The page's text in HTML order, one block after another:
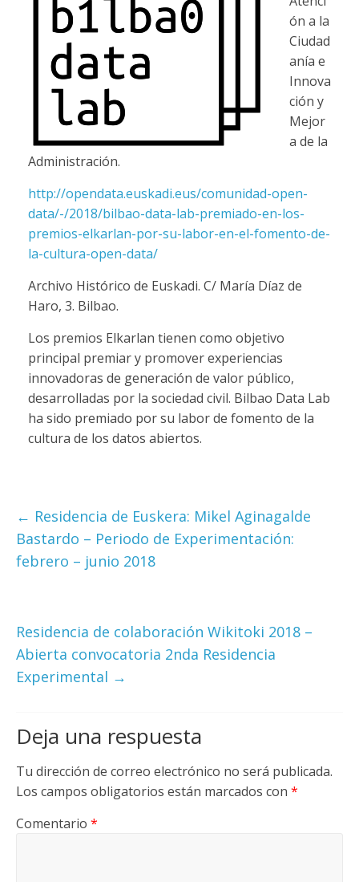
ón a la
Ciudad
anía e
Innova
ción y
Mejor
a de la
Administración.
http://opendata.euskadi.eus/comunidad-open-
data/-/2018/bilbao-data-lab-premiado-en-los-
premios-elkarlan-por-su-labor-en-el-fomento-de-
la-cultura-open-data/
Archivo Histórico de Euskadi. C/ María Díaz de
Haro, 3. Bilbao.
Los premios Elkarlan tienen como objetivo
principal premiar y promover experiencias
innovadoras de generación de valor público,
desarrolladas por la sociedad civil. Bilbao Data Lab
ha sido premiado por su labor de fomento de la
cultura de los datos abiertos.
← Residencia de Euskera: Mikel Aginagalde
Bastardo – Periodo de Experimentación:
febrero – junio 2018
Residencia de colaboración Wikitoki 2018 –
Abierta convocatoria 2nda Residencia
Experimental →
Deja una respuesta
Tu dirección de correo electrónico no será publicada.
Los campos obligatorios están marcados con *
Comentario *